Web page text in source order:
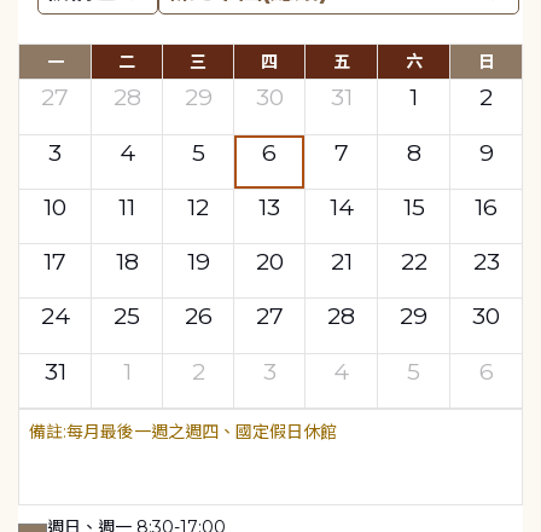
一 二 三 四 五 六 日
27 28 29 30 31 1
2
3
4 5 6 7 8
9
10
11 12 13 14 15
16
17
18 19 20 21 22
23
24
25 26 27 28 29
30
31
1 2 3 4 5 6
每月最後一週之週四、國定假日休館
週日、週一 8:30-17:00